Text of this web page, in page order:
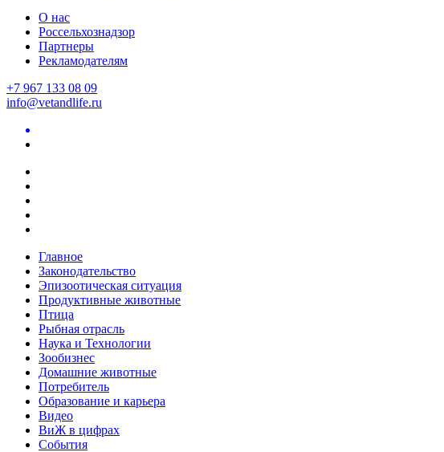
О нас
Россельхознадзор
Партнеры
Рекламодателям
+7 967 133 08 09
info@vetandlife.ru
Главное
Законодательство
Эпизоотическая ситуация
Продуктивные животные
Птица
Рыбная отрасль
Наука и Технологии
Зообизнес
Домашние животные
Потребитель
Образование и карьера
Видео
ВиЖ в цифрах
События